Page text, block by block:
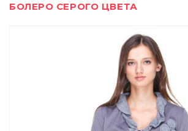
БОЛЕРО СЕРОГО ЦВЕТА